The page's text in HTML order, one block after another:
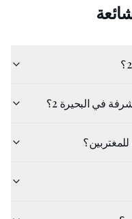
في البحيرة 2؟